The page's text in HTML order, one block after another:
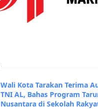
Wali Kota Tarakan Terima
TNI AL, Bahas Program
Nusantara di Sekolah